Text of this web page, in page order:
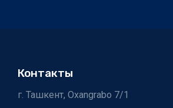
Контакты
г. Ташкент, Oxangrabo 7/1